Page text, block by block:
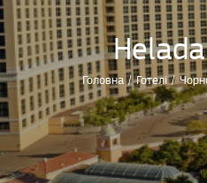
Головна / Готелі /